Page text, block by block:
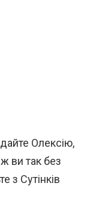
Олексію,
ви так без
з Сутінків